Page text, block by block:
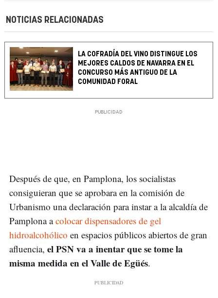
NOTICIAS RELACIONADAS
LA COFRADÍA DEL VINO DISTINGUE LOS
MEJORES CALDOS DE NAVARRA EN EL
CONCURSO MÁS ANTIGUO DE LA
COMUNIDAD FORAL
Después de que, en Pamplona, los socialistas
consiguieran que se aprobara en la comisión de
Urbanismo una declaración para instar a la alcaldía de
Pamplona acolocar dispensadores de gel
hidroalcohólico en espacios públicos abiertos de gran
afluencia, el PSN va a inentar que se tome la
misma medida en el Valle de Egüés.